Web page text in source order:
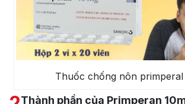
Thuốc chống nôn primperal
Thành phần của Primperan